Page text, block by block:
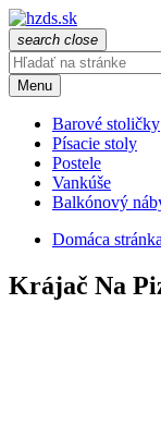
search close
Menu
Barové stoličky
Písacie stoly
Postele
Vankúše
Balkónový
Domáca stránka
Krájač Na